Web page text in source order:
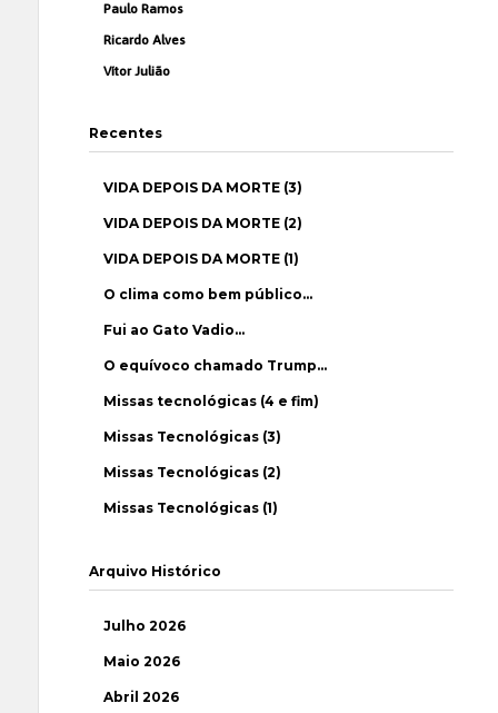
Paulo Ramos
Ricardo Alves
Vítor Julião
Recentes
VIDA DEPOIS DA MORTE (3)
VIDA DEPOIS DA MORTE (2)
VIDA DEPOIS DA MORTE (1)
O clima como bem público…
Fui ao Gato Vadio…
O equívoco chamado Trump…
Missas tecnológicas (4 e fim)
Missas Tecnológicas (3)
Missas Tecnológicas (2)
Missas Tecnológicas (1)
Arquivo Histórico
Julho 2026
Maio 2026
Abril 2026